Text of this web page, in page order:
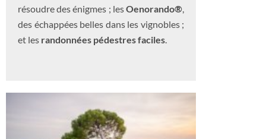
résoudre des énigmes ; lesOenorando®,
des échappées belles dans les vignobles ;
et les randonnées pédestres faciles.